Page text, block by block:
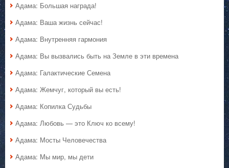
Адама: Большая награда!
Адама: Ваша жизнь сейчас!
Адама: Внутренняя гармония
Адама: Вы вызвались быть на Земле в эти времена
Адама: Галактические Семена
Адама: Жемчуг, который вы есть!
Адама: Копилка Судьбы
Адама: Любовь — это Ключ ко всему!
Адама: Мосты Человечества
Адама: Мы мир, мы дети